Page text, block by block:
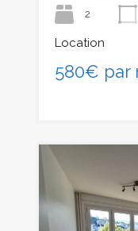
2
Location
580€ par